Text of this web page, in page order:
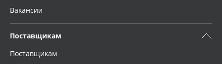
Вакансии
Поставщикам
Поставщикам